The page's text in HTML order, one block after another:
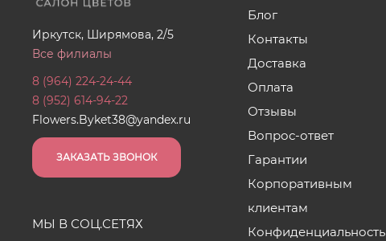
Иркутск, Ширямова, 2/5
Все филиалы
8 (964) 224-24-44
8 (952) 614-94-22
Flowers.Byket38@yandex.ru
ЗАКАЗАТЬ ЗВОНОК
МЫ В СОЦ.СЕТЯХ
Блог
Контакты
Доставка
Оплата
Отзывы
Вопрос-ответ
Гарантии
Корпоративным
клиентам
Конфиденциальность